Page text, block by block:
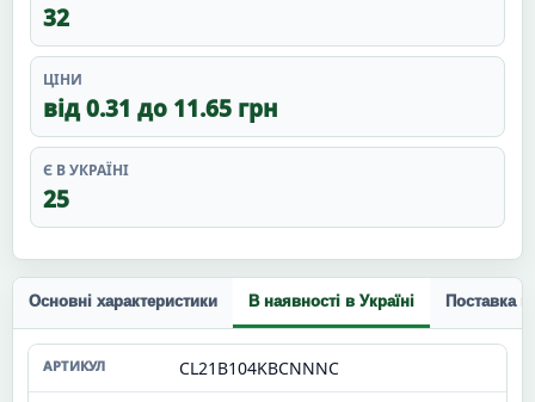
32
ЦІНИ
від 0.31 до 11.65 грн
Є В УКРАЇНІ
25
Основні характеристики В наявності в Україні Поставка
CL21B104KBCNNNC